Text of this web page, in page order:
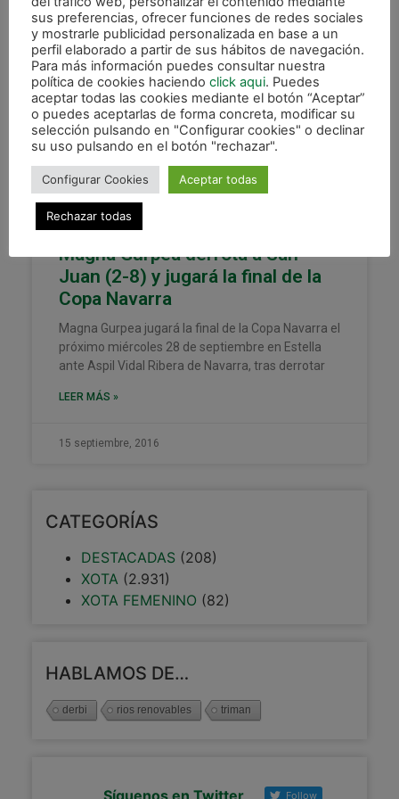
XOTA
Magna Gurpea derrota a San
Juan (2-8) y jugará la final de la
Copa Navarra
Magna Gurpea jugará la final de la Copa Navarra el
próximo miércoles 28 de septiembre en Estella
ante Aspil Vidal Ribera de Navarra, tras derrotar
LEER MÁS »
15 septiembre, 2016
CATEGORÍAS
DESTACADAS (208)
XOTA(2.931)
XOTA FEMENINO (82)
HABLAMOS DE…
derbi rios renovables triman
Follow
sus preferencias, ofrecer funciones de redes sociales
y mostrarle publicidad personalizada en base a un
perfil elaborado a partir de sus hábitos de navegación.
Para más información puedes consultar nuestra
política de cookies haciendo click aqui. Puedes
aceptar todas las cookies mediante el botón “Aceptar”
o puedes aceptarlas de forma concreta, modificar su
selección pulsando en "Configurar cookies" o declinar
su uso pulsando en el botón "rechazar".
Configurar Cookies Aceptar todas
Rechazar todas